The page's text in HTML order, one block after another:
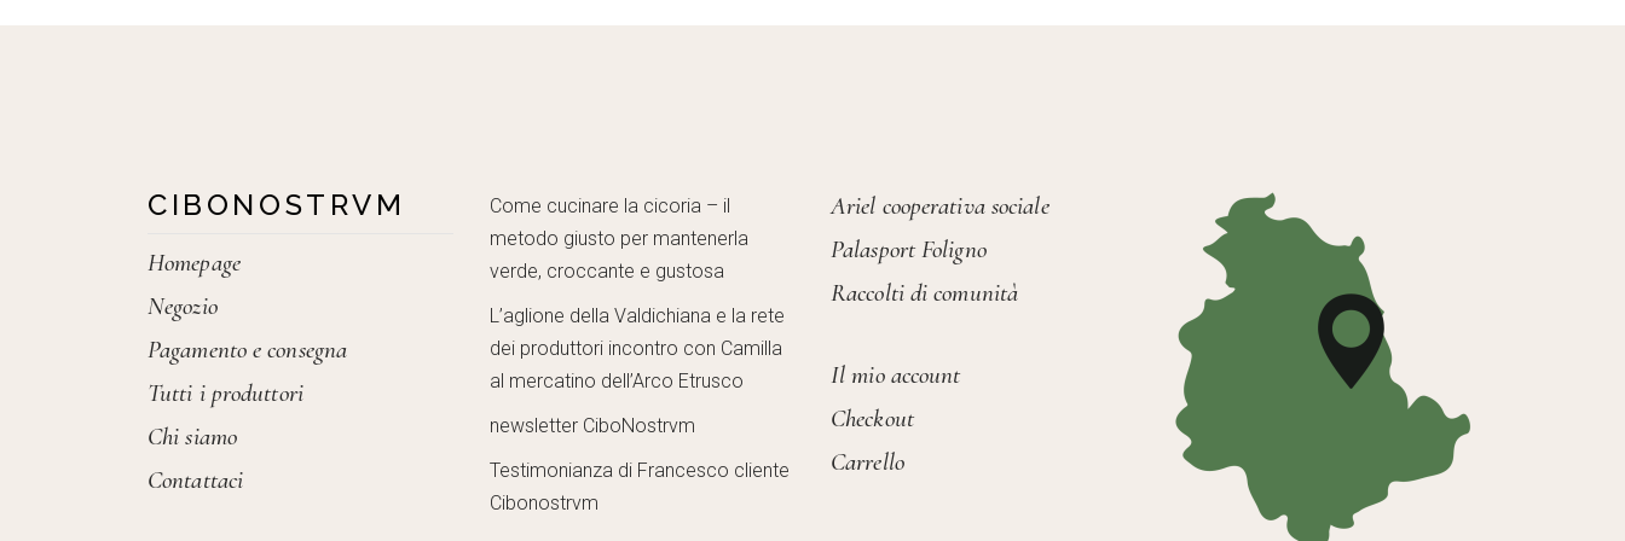
CIBONOSTRVM
Homepage
Negozio
Pagamento e consegna
Tutti i produttori
Chi siamo
Contattaci
Come cucinare la cicoria – il
metodo giusto per mantenerla
verde, croccante e gustosa
L’aglione della Valdichiana e la rete
dei produttori incontro con Camilla
al mercatino dell’Arco Etrusco
newsletter CiboNostrvm
Testimonianza di Francesco cliente
Cibonostrvm
Ariel cooperativa sociale
Palasport Foligno
Raccolti di comunità
Il mio account
Checkout
Carrello